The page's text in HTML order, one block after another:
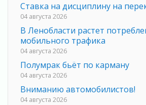
Ставка на дисциплину на
04 августа 2026
В Ленобласти растет
мобильного трафика
04 августа 2026
Полумрак бьёт по карману
04 августа 2026
Вниманию автомобилистов!
04 августа 2026